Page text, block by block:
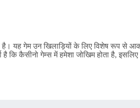
है। यह गेम उन खिलाड़ियों के लिए विशेष रूप से
है कि कैसीनो गेम्स में हमेशा जोखिम होता है,